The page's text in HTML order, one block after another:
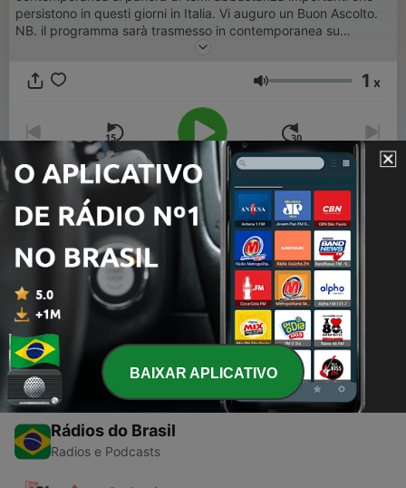
persistono in questi giorni in Italia. Vi auguro un Buon Ascolto.
NB. il programma sarà trasmesso in contemporanea su
Volume 1 x
00:00
Episódios
1 - Summer hits 2017
25 jul. 2017
Rádios do Brasil
Radios e Podcasts
BAIXAR APLICATIVO